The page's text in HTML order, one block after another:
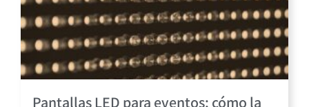
Pantallas LED para eventos: cómo la